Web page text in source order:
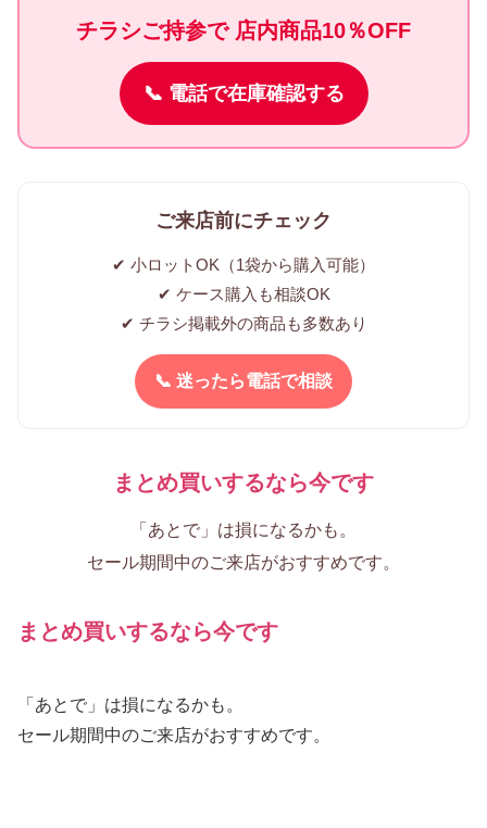
チラシご持参で 店内商品10％OFF
📞 電話で在庫確認する
ご来店前にチェック
✔ 小ロットOK（1袋から購入可能）
✔ ケース購入も相談OK
✔ チラシ掲載外の商品も多数あり
📞 迷ったら電話で相談
まとめ買いするなら今です
「あとで」は損になるかも。
セール期間中のご来店がおすすめです。
まとめ買いするなら今です
「あとで」は損になるかも。
セール期間中のご来店がおすすめです。